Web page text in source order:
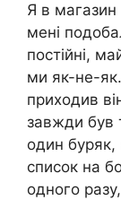
Я в
мені
постійні,
ми як-не-
приходив
завжди був
один буряк,
список на
одного